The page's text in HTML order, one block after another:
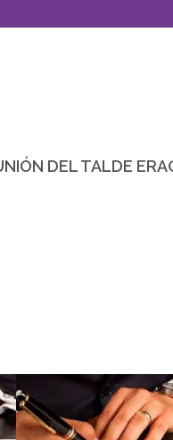
DEL TALDE